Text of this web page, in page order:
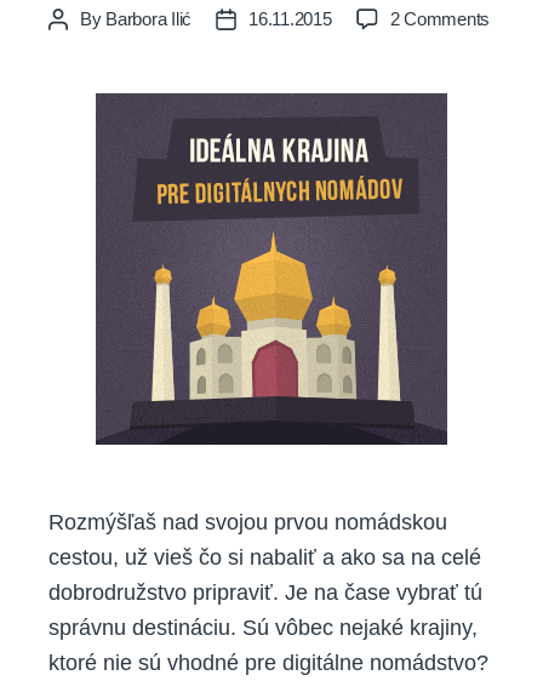
PostBy Barbora Ilić
Post16.11.2015 2 Comments
Rozmýšľaš nad svojou prvou nomádskou
cestou, už vieš čo si nabaliť a ako sa na celé
dobrodružstvo pripraviť. Je na čase vybrať tú
správnu destináciu. Sú vôbec nejaké krajiny,
ktoré nie sú vhodné pre digitálne nomádstvo?